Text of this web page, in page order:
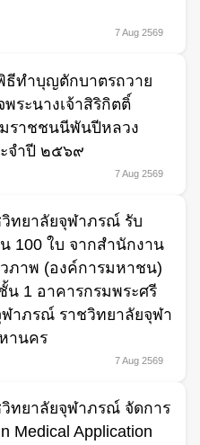
7 Aug 2569
ทำบุญตักบาตรถวาย
ระนางเจ้าสิริกิตติ์
ราชชนนีพันปีหลวง
จำปี ๒๕๖๙
7 Aug 2569
ทยาลัยจุฬาภรณ์ รับ
100 ใบ จากสำนักงาน
ภาพ (องค์การมหาชน)
1 อาคารกรมพระศรี
าภรณ์ ราชวิทยาลัยจุฬา
านคร
7 Aug 2569
ทยาลัยจุฬาภรณ์ จัดการ
Medical Application